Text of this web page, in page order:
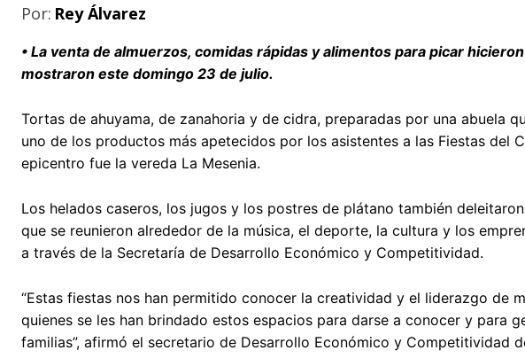
Por: Rey Álvarez
• La venta de almuerzos, comidas rápidas y alimentos para picar
mostraron este domingo 23 de julio.
Tortas de ahuyama, de zanahoria y de cidra, preparadas por una abuela
uno de los productos más apetecidos por los asistentes a las Fiestas del
epicentro fue la vereda La Mesenia.
Los helados caseros, los jugos y los postres de plátano también
que se reunieron alrededor de la música, el deporte, la cultura y los
a través de la Secretaría de Desarrollo Económico y Competitividad.
“Estas fiestas nos han permitido conocer la creatividad y el liderazgo de
quienes se les han brindado estos espacios para darse a conocer y para
familias”, afirmó el secretario de Desarrollo Económico y Competitividad